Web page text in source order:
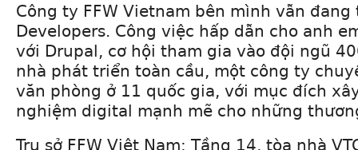
Công ty FFW Vietnam bên mình vẫn
Developers. Công việc hấp dẫn cho anh
với Drupal, cơ hội tham gia vào đội ngũ
nhà phát triển toàn cầu, một công ty
văn phòng ở 11 quốc gia, với mục đích
nghiệm digital mạnh mẽ cho những
Trụ sở FFW Việt Nam: Tầng 14, tòa nhà